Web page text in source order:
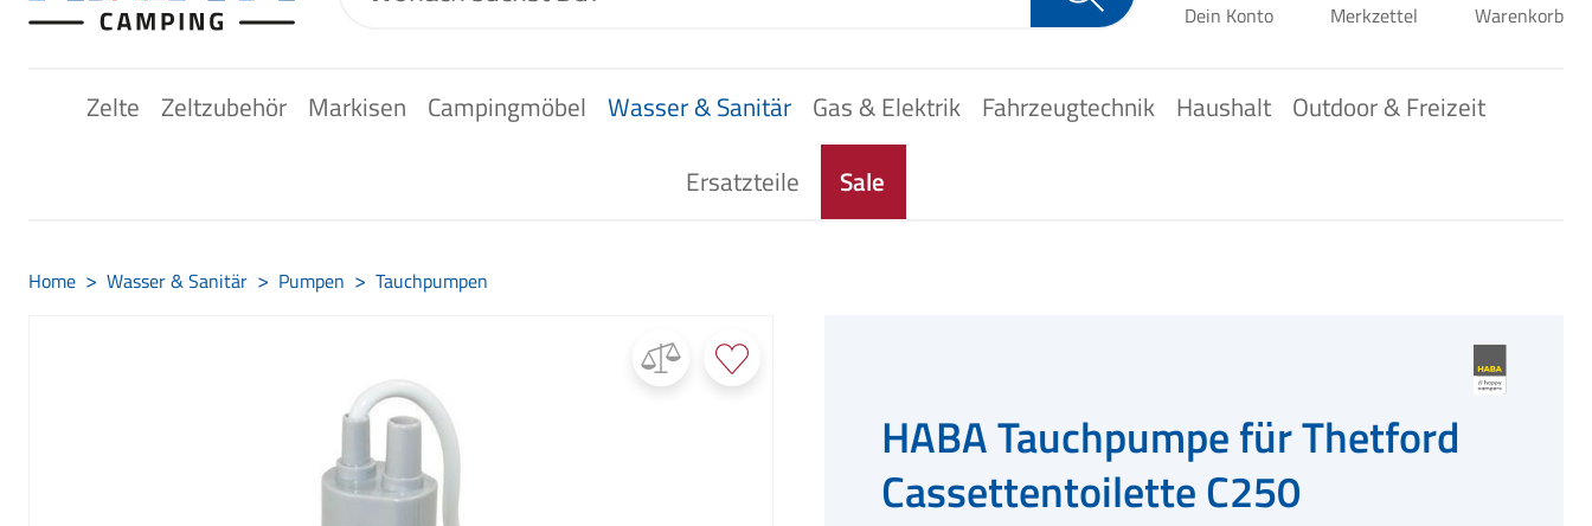
Dein Konto Merkzettel Warenkorb
Zelte Zeltzubehör Markisen Campingmöbel Wasser & Sanitär Gas & Elektrik Fahrzeugtechnik Haushalt
Outdoor & Freizeit
Ersatzteile
Sale
Home Wasser & Sanitär Pumpen Tauchpumpen
HABA Tauchpumpe für Thetford
Cassettentoilette C250